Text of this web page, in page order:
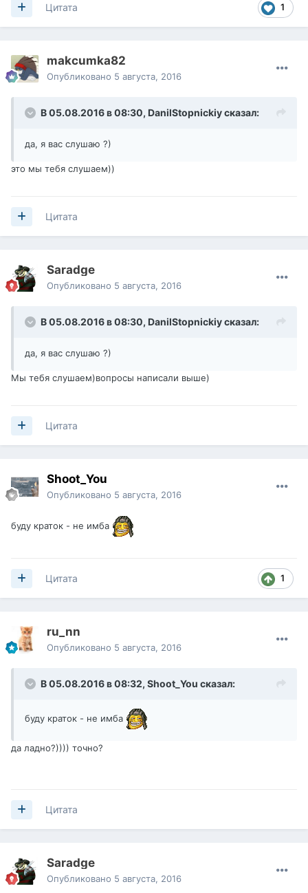
1
Цитата
makcumka82
Опубликовано 5 августа, 2016
В 05.08.2016 в 08:30, DanilStopnickiyсказал:
да, я вас слушаю ?)
это мы тебя слушаем))
Цитата
Saradge
Опубликовано 5 августа, 2016
В 05.08.2016 в 08:30, DanilStopnickiyсказал:
да, я вас слушаю ?)
Мы тебя слушаем)вопросы написали выше)
Цитата
Shoot_You
Опубликовано 5 августа, 2016
буду краток - не имба
1
Цитата
ru_nn
Опубликовано 5 августа, 2016
В 05.08.2016 в 08:32, Shoot_You сказал:
буду краток - не имба
да ладно?)))) точно?
Цитата
Saradge
Опубликовано 5 августа, 2016